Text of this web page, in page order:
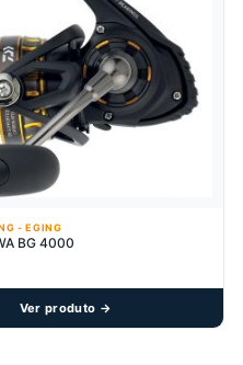
- EGING
BG 4000
Ver produto →